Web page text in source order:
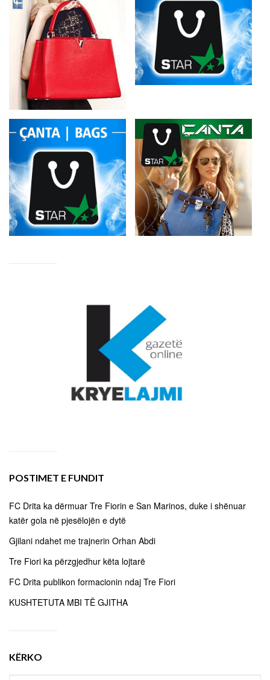
POSTIMET E FUNDIT
FC Drita ka dërmuar Tre Fiorin e San Marinos, duke i shënuar
katër gola në pjesëlojën e dytë
Gjilani ndahet me trajnerin Orhan Abdi
Tre Fiori ka përzgjedhur këta lojtarë
FC Drita publikon formacionin ndaj Tre Fiori
KUSHTETUTA MBI TË GJITHA
KËRKO